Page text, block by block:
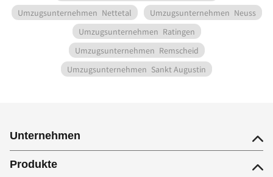
Umzugsunternehmen Nettetal Umzugsunternehmen Neuss
Umzugsunternehmen Ratingen
Umzugsunternehmen Remscheid
Umzugsunternehmen Sankt Augustin
Unternehmen
Produkte